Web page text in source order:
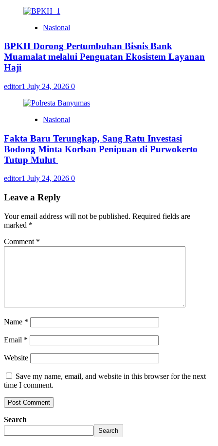
Nasional
BPKH Dorong Pertumbuhan Bisnis Bank
Muamalat melalui Penguatan Ekosistem Layanan
Haji
editor1 July 24, 2026 0
Nasional
Fakta Baru Terungkap, Sang Ratu Investasi
Bodong Minta Korban Penipuan di Purwokerto
Tutup Mulut
editor1 July 24, 2026 0
Leave a Reply
Your email address will not be published. Required fields are
marked *
Comment *
Name *
Email *
Website
Save my name, email, and website in this browser for the next
time I comment.
Search
Search